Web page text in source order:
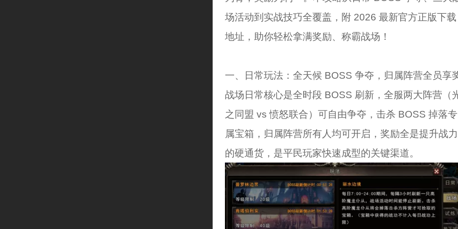
场活动到实战技巧全覆盖，附 2026 最新官方正版下载
地址，助你轻松拿满奖励、称霸战场！
一、日常玩法：全天候 BOSS 争夺，归属阵营全员享
战场日常核心是全时段 BOSS 刷新，全服两大阵营（
之同盟 vs 愤怒联合）可自由争夺，击杀 BOSS 掉落专
属宝箱，归属阵营所有人均可开启，奖励全是提升战力
的硬通货，是平民玩家快速成型的关键渠道。